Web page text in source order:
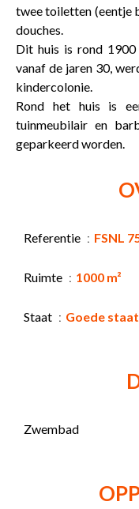
twee toiletten (eentje
douches.
Dit huis is rond 1900
vanaf de jaren 30,
kindercolonie.
Rond het huis is
tuinmeubilair en
geparkeerd worden.
Referentie FSNL
Ruimte 1000 m²
Staat Goede staat
Zwembad